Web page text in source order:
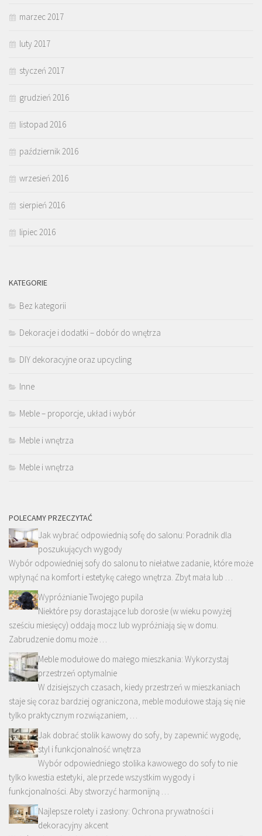
marzec 2017
luty 2017
styczeń 2017
grudzień 2016
listopad 2016
październik 2016
wrzesień 2016
sierpień 2016
lipiec 2016
KATEGORIE
Bez kategorii
Dekoracje i dodatki – dobór do wnętrza
DIY dekoracyjne oraz upcycling
Inne
Meble – proporcje, układ i wybór
Meble i wnętrza
Meble i wnętrza
POLECAMY PRZECZYTAĆ
Jak wybrać odpowiednią sofę do salonu: Poradnik dla
poszukujących wygody
Wybór odpowiedniej sofy do salonu to niełatwe zadanie, które może
wpłynąć na komfort i estetykę całego wnętrza. Zbyt mała lub …
Wypróżnianie Twojego pupila
Niektóre psy dorastające lub dorosłe (w wieku powyżej
sześciu miesięcy) oddają mocz lub wypróżniają się w domu.
Zabrudzenie domu może …
Meble modułowe do małego mieszkania: Wykorzystaj
przestrzeń optymalnie
W dzisiejszych czasach, kiedy przestrzeń w mieszkaniach
staje się coraz bardziej ograniczona, meble modułowe stają się nie
tylko praktycznym rozwiązaniem, …
Jak dobrać stolik kawowy do sofy, by zapewnić wygodę,
styl i funkcjonalność wnętrza
Wybór odpowiedniego stolika kawowego do sofy to nie
tylko kwestia estetyki, ale przede wszystkim wygody i
funkcjonalności. Aby stworzyć harmonijną …
Najlepsze rolety i zasłony: Ochrona prywatności i
dekoracyjny akcent